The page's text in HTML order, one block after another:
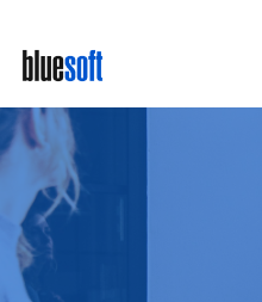
main
content